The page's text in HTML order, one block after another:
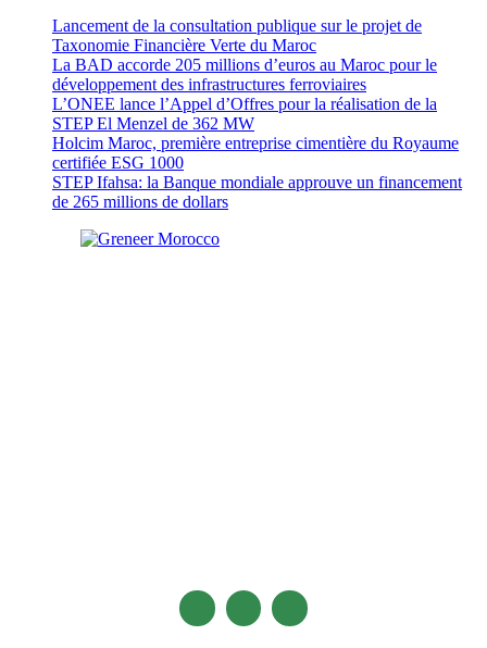
Lancement de la consultation publique sur le projet de
Taxonomie Financière Verte du Maroc
La BAD accorde 205 millions d’euros au Maroc pour le
développement des infrastructures ferroviaires
L’ONEE lance l’Appel d’Offres pour la réalisation de la
STEP El Menzel de 362 MW
Holcim Maroc, première entreprise cimentière du Royaume
certifiée ESG 1000
STEP Ifahsa: la Banque mondiale approuve un financement
de 265 millions de dollars